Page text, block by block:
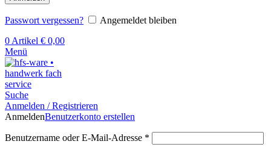
Passwort vergessen?
Angemeldet bleiben
0 Artikel € 0,00
Menü
Suche
Anmelden / Registrieren
AnmeldenBenutzerkonto erstellen
Benutzername oder E-Mail-Adresse *